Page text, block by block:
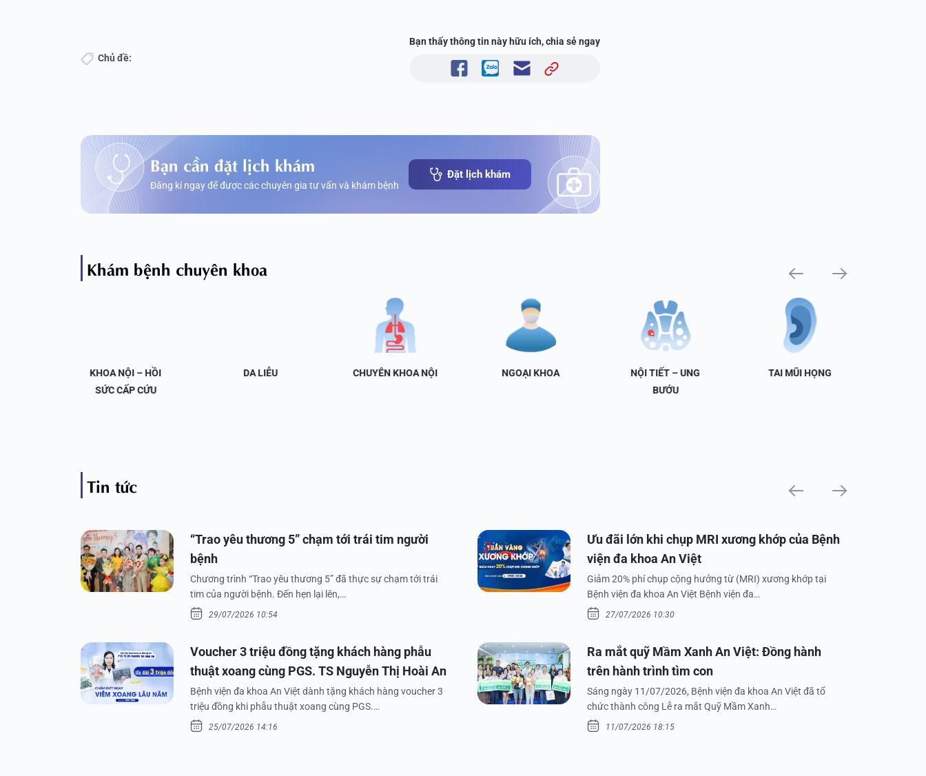
Chủ đề:
Bạn thấy thông tin này hữu ích, chia sẻ ngay
Bạn cần đặt lịch khám
Đăng kí ngay để được các chuyên gia tư vấn và khám bệnh
Đặt lịch khám
Khám bệnh chuyên khoa
KHOA NỘI – HỒI
SỨC CẤP CỨU
DA LIỄU CHUYÊN KHOA NỘI NGOẠI KHOA
NỘI TIẾT – UNG
BƯỚU
TAI MŨI HỌNG
Tin tức
“Trao yêu thương 5” chạm tới trái tim người
bệnh
Chương trình “Trao yêu thương 5” đã thực sự chạm tới trái
tim của người bệnh. Đến hẹn lại lên,…
29/07/2026 10:54
Ưu đãi lớn khi chụp MRI xương khớp của Bệnh
viện đa khoa An Việt
Giảm 20% phí chụp cộng hưởng từ (MRI) xương khớp tại
Bệnh viện đa khoa An Việt Bệnh viện đa…
27/07/2026 10:30
Voucher 3 triệu đồng tặng khách hàng phẫu
thuật xoang cùng PGS. TS Nguyễn Thị Hoài An
Bệnh viện đa khoa An Việt dành tặng khách hàng voucher 3
triệu đồng khi phẫu thuật xoang cùng PGS.…
25/07/2026 14:16
Ra mắt quỹ Mầm Xanh An Việt: Đồng hành
trên hành trình tìm con
Sáng ngày 11/07/2026, Bệnh viện đa khoa An Việt đã tổ
chức thành công Lễ ra mắt Quỹ Mầm Xanh…
11/07/2026 18:15